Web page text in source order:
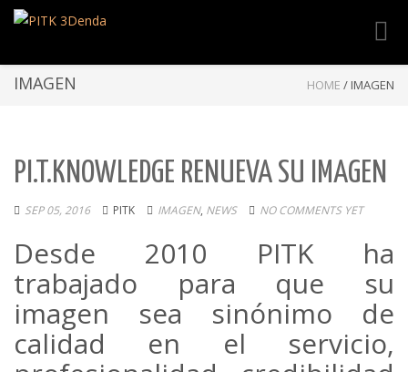
IMAGEN HOME / IMAGEN
PI.T.KNOWLEDGE RENUEVA SU IMAGEN
SEP 05, 2016 PITK IMAGEN, NEWS NO COMMENTS YET
Desde 2010 PITK ha
trabajado para que su
imagen sea sinónimo de
calidad en el servicio,